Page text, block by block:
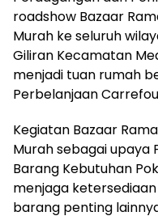
roadshow Bazaar
Murah ke seluruh
Giliran Kecamatan
menjadi tuan rumah
Perbelanjaan
Kegiatan Bazaar
Murah sebagai upaya
Barang Kebutuhan
menjaga
barang penting